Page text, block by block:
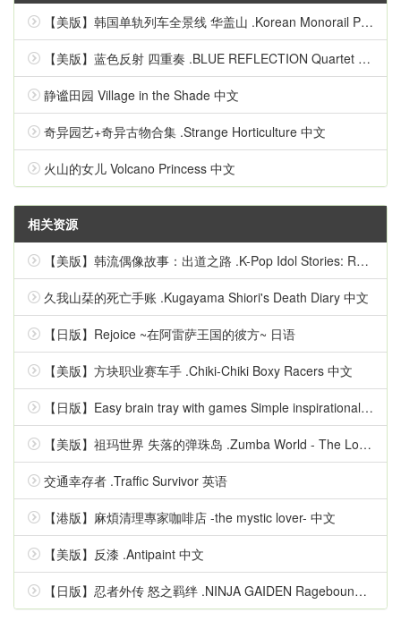
【美版】韩国单轨列车全景线 华盖山 .Korean Monorail Panorama Line Hwagaesan 中文
【美版】蓝色反射 四重奏 .BLUE REFLECTION Quartet 英语
静谧田园 Village in the Shade 中文
奇异园艺+奇异古物合集 .Strange Horticulture 中文
火山的女儿 Volcano Princess 中文
相关资源
【美版】韩流偶像故事：出道之路 .K-Pop Idol Stories: Road to Debut 英语
久我山栞的死亡手账 .Kugayama Shiori's Death Diary 中文
【日版】Rejoice ~在阿雷萨王国的彼方~ 日语
【美版】方块职业赛车手 .Chiki-Chiki Boxy Racers 中文
【日版】Easy brain tray with games Simple inspirational quizzes 日语
【美版】祖玛世界 失落的弹珠岛 .Zumba World - The Lost Marble Island 中文
交通幸存者 .Traffic Survivor 英语
【港版】麻煩清理專家咖啡店 -the mystic lover- 中文
【美版】反漆 .Antipaint 中文
【日版】忍者外传 怒之羁绊 .NINJA GAIDEN Ragebound 中文